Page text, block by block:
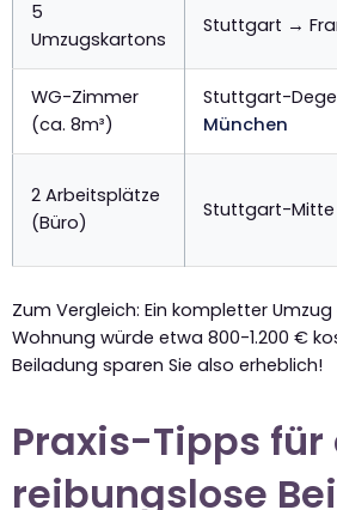
5
Umzugskartons
Stuttgart →
WG-Zimmer
(ca. 8m³)
Stuttgart-
München
2 Arbeitsplätze
(Büro)
Stuttgart-
Zum Vergleich: Ein kompletter
Wohnung würde etwa 800-1.200 €
Beiladung sparen Sie also erheblich!
Praxis-Tipps für
reibungslose